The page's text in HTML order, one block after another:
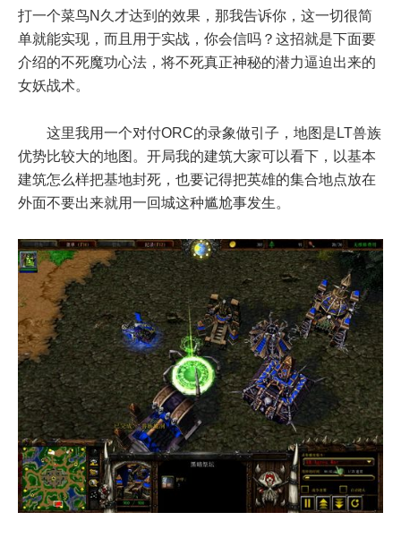
打一个菜鸟N久才达到的效果，那我告诉你，这一切很简
单就能实现，而且用于实战，你会信吗？这招就是下面要
介绍的不死魔功心法，将不死真正神秘的潜力逼迫出来的
女妖战术。
这里我用一个对付ORC的录象做引子，地图是LT兽族
优势比较大的地图。开局我的建筑大家可以看下，以基本
建筑怎么样把基地封死，也要记得把英雄的集合地点放在
外面不要出来就用一回城这种尴尬事发生。